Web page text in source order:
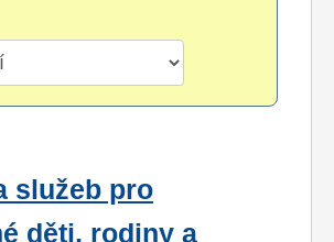
služeb pro
děti, rodiny a